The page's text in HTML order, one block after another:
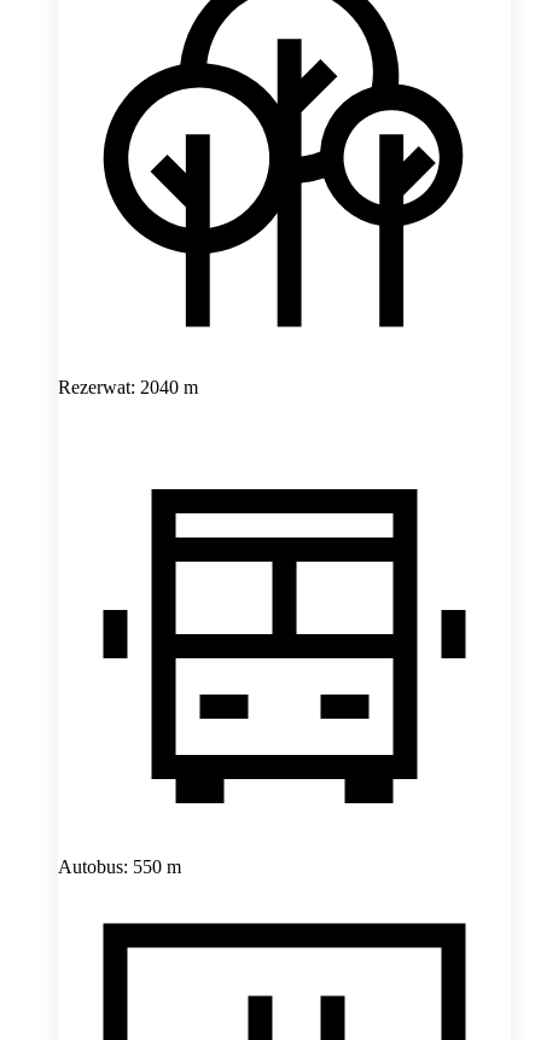
Rezerwat: 2040 m
Autobus: 550 m